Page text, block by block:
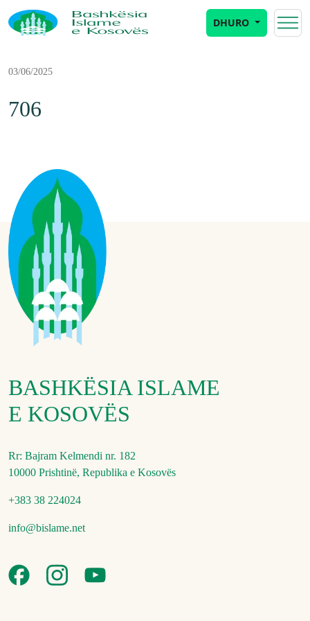
DHURO
03/06/2025
706
BASHKËSIA ISLAME
E KOSOVËS
Rr: Bajram Kelmendi nr. 182
10000 Prishtinë, Republika e Kosovës
+383 38 224024
info@bislame.net